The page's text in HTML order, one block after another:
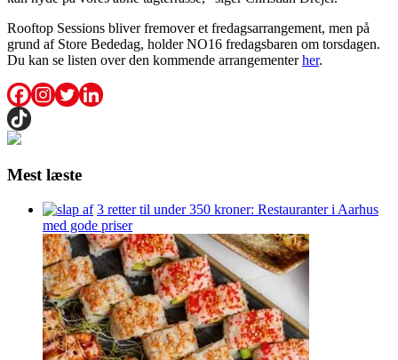
Rooftop Sessions bliver fremover et fredagsarrangement, men på
grund af Store Bededag, holder NO16 fredagsbaren om torsdagen.
Du kan se listen over den kommende arrangementerher.
Mest læste
3 retter til under 350 kroner: Restauranter i Aarhus
med gode priser